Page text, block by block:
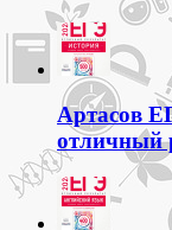
Артасов
отличный